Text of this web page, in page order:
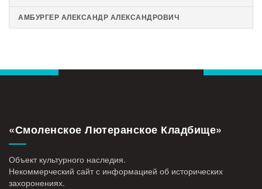
АМБУРГЕР АЛЕКСАНДР АЛЕКСАНДРОВИЧ
«Смоленское Лютеранское Кладбище»
Объект культурного наследия.
Некоммерческий сайт с информацией об исторических
захоронениях.